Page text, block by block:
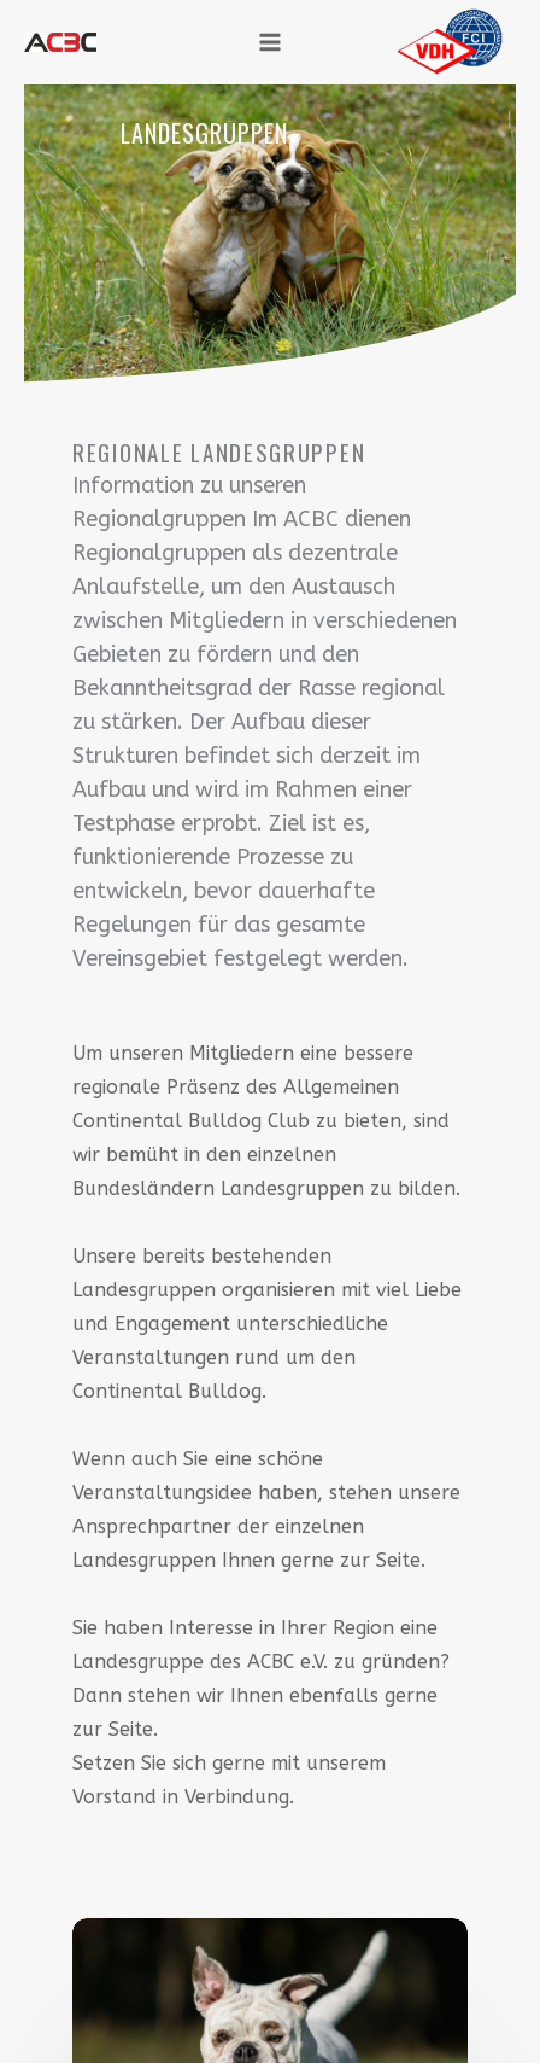
Inhalt
springen
LANDESGRUPPEN
REGIONALE LANDESGRUPPEN
Information zu unseren
Regionalgruppen Im ACBC dienen
Regionalgruppen als dezentrale
Anlaufstelle, um den Austausch
zwischen Mitgliedern in verschiedenen
Gebieten zu fördern und den
Bekanntheitsgrad der Rasse regional
zu stärken. Der Aufbau dieser
Strukturen befindet sich derzeit im
Aufbau und wird im Rahmen einer
Testphase erprobt. Ziel ist es,
funktionierende Prozesse zu
entwickeln, bevor dauerhafte
Regelungen für das gesamte
Vereinsgebiet festgelegt werden.
Um unseren Mitgliedern eine bessere
regionale Präsenz des Allgemeinen
Continental Bulldog Club zu bieten, sind
wir bemüht in den einzelnen
Bundesländern Landesgruppen zu bilden.
Unsere bereits bestehenden
Landesgruppen organisieren mit viel Liebe
und Engagement unterschiedliche
Veranstaltungen rund um den
Continental Bulldog.
Wenn auch Sie eine schöne
Veranstaltungsidee haben, stehen unsere
Ansprechpartner der einzelnen
Landesgruppen Ihnen gerne zur Seite.
Sie haben Interesse in Ihrer Region eine
Landesgruppe des ACBC e.V. zu gründen?
Dann stehen wir Ihnen ebenfalls gerne
zur Seite.
Setzen Sie sich gerne mit unserem
Vorstand in Verbindung.